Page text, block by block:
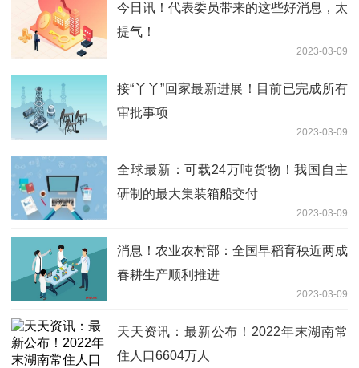
今日讯！代表委员带来的这些好消息，太
提气！
2023-03-09
接“丫丫”回家最新进展！目前已完成所有
审批事项
2023-03-09
全球最新：可载24万吨货物！我国自主
研制的最大集装箱船交付
2023-03-09
消息！农业农村部：全国早稻育秧近两成
春耕生产顺利推进
2023-03-09
天天资讯：最新公布！2022年末湖南常
住人口6604万人